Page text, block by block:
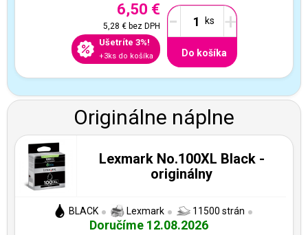
6,50 €
5,28 €bez DPH
Ušetríte 3%!
+3ks do košíka
- +
Do košíka
Originálne náplne
Lexmark No.100XL Black -
originálny
BLACK Lexmark 11500 strán
Doručíme 12.08.2026